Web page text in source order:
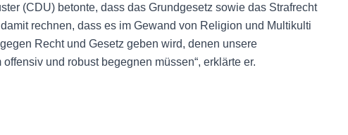
(CDU) betonte, dass das Grundgesetz sowie das Strafrecht
rechnen, dass es im Gewand von Religion und Multikulti
Recht und Gesetz geben wird, denen unsere
und robust begegnen müssen“, erklärte er.